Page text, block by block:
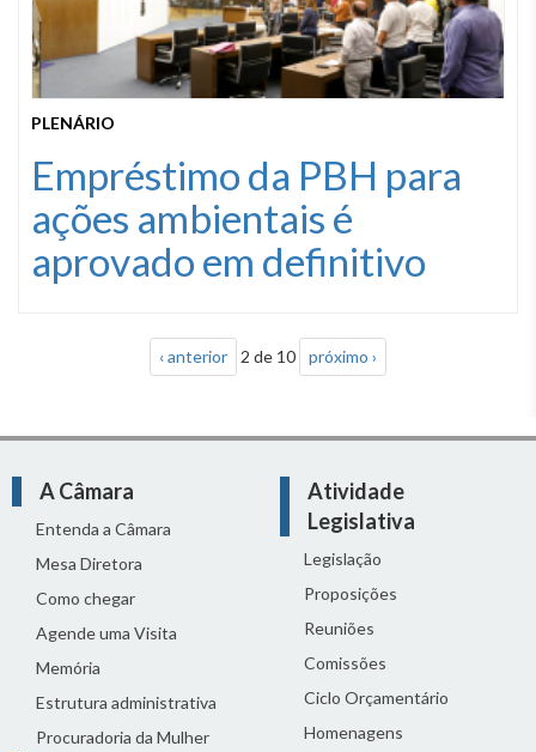
PLENÁRIO
Empréstimo da PBH para
ações ambientais é
aprovado em definitivo
‹ anterior 2 de 10 próximo ›
A Câmara
Entenda a Câmara
Mesa Diretora
Como chegar
Agende uma Visita
Memória
Estrutura administrativa
Procuradoria da Mulher
Atividade
Legislativa
Legislação
Proposições
Reuniões
Comissões
Ciclo Orçamentário
Homenagens